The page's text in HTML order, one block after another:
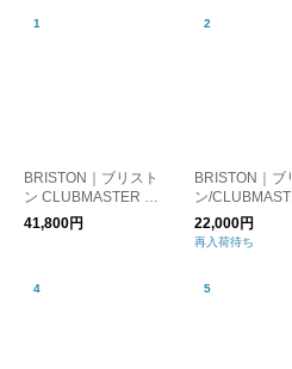
BRISTON｜ブリスト
ン CLUBMASTER CL
ASSIC CHRONOGRA
PH 腕時計
41,800円
BRISTON｜ブ
ン/
IC HMS SILVER
22,000円
再入荷待ち